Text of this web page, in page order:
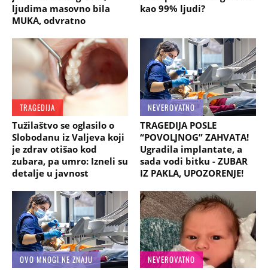
ljudima masovno bila
MUKA, odvratno
kao 99% ljudi?
TRAGEDIJA
Tužilaštvo se oglasilo o
Slobodanu iz Valjeva koji
je zdrav otišao kod
zubara, pa umro: Izneli su
detalje u javnost
NEVEROVATNO
TRAGEDIJA POSLE
“POVOLJNOG” ZAHVATA!
Ugradila implantate, a
sada vodi bitku - ZUBAR
IZ PAKLA, UPOZORENJE!
OVO MNOGI NE ZNAJU
NEVEROVATNO